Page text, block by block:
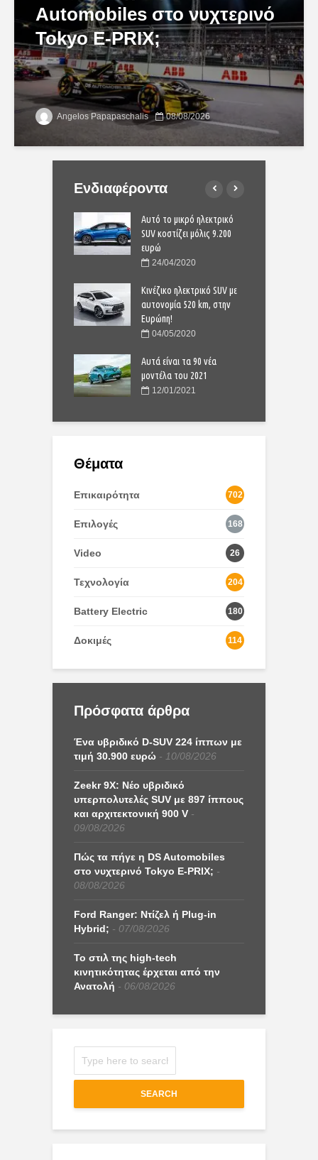
Automobiles στο νυχτερινό
Tokyo E-PRIX;
Angelos Papapaschalis 08/08/2026
Ενδιαφέροντα
Αυτό το μικρό ηλεκτρικό
SUV κοστίζει μόλις 9.200
ευρώ
24/04/2020
Κινέζικο ηλεκτρικό SUV με
αυτονομία 520 km, στην
Ευρώπη!
04/05/2020
Αυτά είναι τα 90 νέα
μοντέλα του 2021
12/01/2021
Θέματα
Επικαιρότητα 702
Επιλογές 168
Video 26
Τεχνολογία 204
Battery Electric 180
Δοκιμές 114
Πρόσφατα άρθρα
Ένα υβριδικό D-SUV 224 ίππων με
τιμή 30.900 ευρώ
10/08/2026
Zeekr 9X: Νέο υβριδικό
υπερπολυτελές SUV με 897 ίππους
και αρχιτεκτονική 900 V
09/08/2026
Πώς τα πήγε η DS Automobiles
στο νυχτερινό Tokyo E-PRIX;
08/08/2026
Ford Ranger: Ντίζελ ή Plug-in
Hybrid;
07/08/2026
Το στιλ της high-tech
κινητικότητας έρχεται από την
Ανατολή
06/08/2026
SEARCH